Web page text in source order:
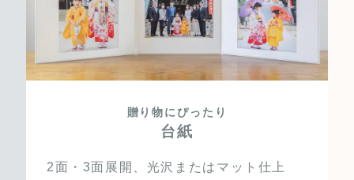
贈り物にぴったり
台紙
2面・3面展開、光沢またはマット仕上